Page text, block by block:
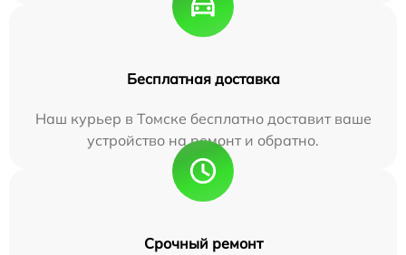
Бесплатная доставка
Наш курьер в Томске бесплатно доставит ваше
устройство на ремонт и обратно.
Срочный ремонт